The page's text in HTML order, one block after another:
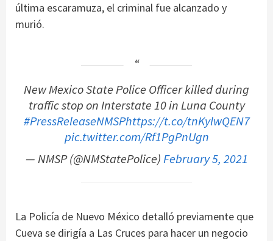
última escaramuza, el criminal fue alcanzado y
murió.
New Mexico State Police Officer killed during
traffic stop on Interstate 10 in Luna County
#PressReleaseNMSPhttps://t.co/tnKylwQEN7
pic.twitter.com/Rf1PgPnUgn
— NMSP (@NMStatePolice)February 5, 2021
La Policía de Nuevo México detalló previamente que
Cueva se dirigía a Las Cruces para hacer un negocio